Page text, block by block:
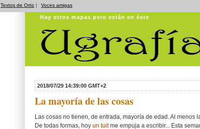
Textos de Ortiz | Voces amigas
Hay otros mapas pero están en éste
2018/07/29 14:39:00 GMT+2
La mayoría de las cosas
Las cosas no tienen, de entrada, mayoría de edad. Al menos
De todas formas, hoy un tuitme empuja a escribir... Esta